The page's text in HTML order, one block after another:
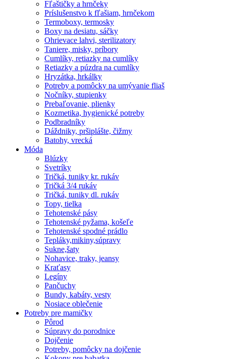
Fľaštičky a hrnčeky
Príslušenstvo k fľašiam, hrnčekom
Termoboxy, termosky
Boxy na desiatu, sáčky
Ohrievace lahvi, sterilizatory
Taniere, misky, príbory
Cumlíky, retiazky na cumlíky
Retiazky a púzdra na cumlíky
Hryzátka, hrkálky
Potreby a pomôcky na umývanie fliaš
Nočníky, stupienky
Prebaľovanie, plienky
Kozmetika, hygienické potreby
Podbradníky
Dáždniky, pršiplášte, čižmy
Batohy, vrecká
Móda
Blúzky
Svetríky
Tričká, tuniky kr. rukáv
Tričká 3/4 rukáv
Tričká, tuniky dl. rukáv
Topy, tielka
Tehotenské pásy
Tehotenské pyžama, košeľe
Tehotenské spodné prádlo
Tepláky,mikiny,súpravy
Sukne,šaty
Nohavice, traky, jeansy
Kraťasy
Legíny
Pančuchy
Bundy, kabáty, vesty
Nosiace oblečenie
Potreby pre mamičky
Pôrod
Súpravy do porodnice
Dojčenie
Potreby, pomôcky na dojčenie